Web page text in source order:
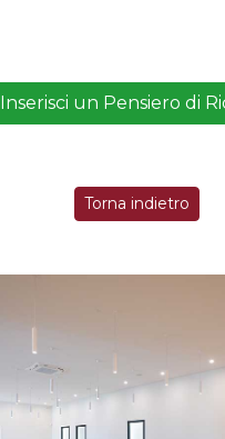
Inserisci un Pensiero di
Torna indietro